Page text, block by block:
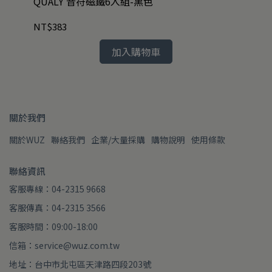
NT$383
加入購物車
關於我們
關於WUZ 聯絡我們 企業/大量採購 購物說明 使用條款
聯絡資訊
客服專線：04-2315 9668
客服傳真：04-2315 3566
客服時間：09:00-18:00
信箱：service@wuz.com.tw
地址：台中市北屯區天津路四段203號